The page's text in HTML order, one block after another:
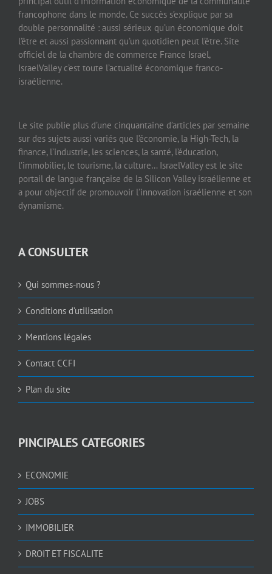
francophone dans le monde. Ce succès s’explique par sa
double personnalité : aussi sérieux qu’un économique doit
l’être et aussi passionnant qu’un quotidien peut l’être. Site
officiel de la chambre de commerce France Israël,
IsraelValley c’est toute l’actualité économique franco-
israélienne.
Le site publie plus d’une cinquantaine d’articles par semaine
sur des sujets aussi variés que l’économie, la High-Tech, la
finance, l’industrie, les sciences, la santé, l’éducation,
l’immobilier, le tourisme, la culture… IsraelValley est le site
portail de langue française de la Silicon Valley israélienne et
a pour objectif de promouvoir l’innovation israélienne et son
dynamisme.
A CONSULTER
Qui sommes-nous ?
Conditions d’utilisation
Mentions légales
Contact CCFI
Plan du site
PINCIPALES CATEGORIES
ECONOMIE
JOBS
IMMOBILIER
DROIT ET FISCALITE